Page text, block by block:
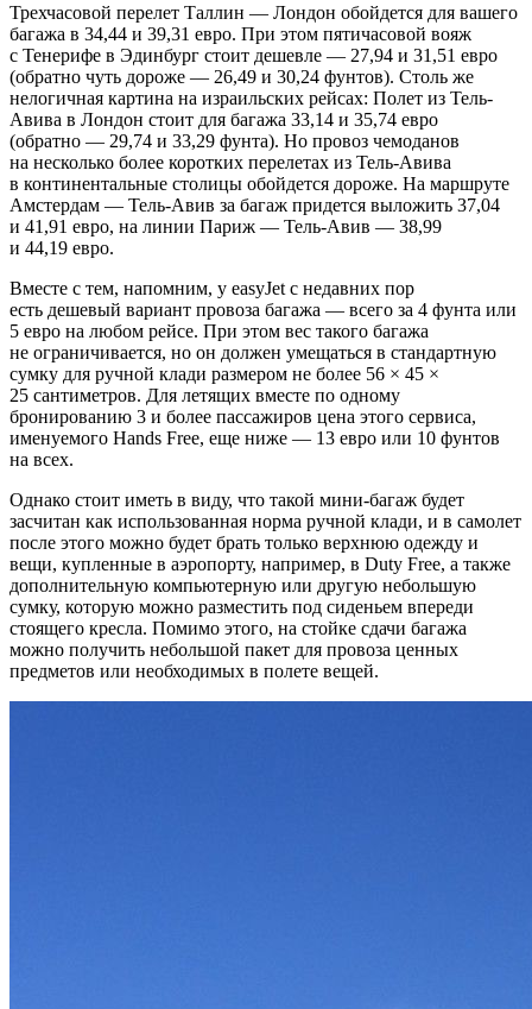
Трехчасовой перелет Таллин — Лондон обойдется для вашего
багажа в 34,44 и 39,31 евро. При этом пятичасовой вояж
с Тенерифе в Эдинбург стоит дешевле — 27,94 и 31,51 евро
(обратно чуть дороже — 26,49 и 30,24 фунтов). Столь же
нелогичная картина на израильских рейсах: Полет из Тель-
Авива в Лондон стоит для багажа 33,14 и 35,74 евро
(обратно — 29,74 и 33,29 фунта). Но провоз чемоданов
на несколько более коротких перелетах из Тель-Авива
в континентальные столицы обойдется дороже. На маршруте
Амстердам — Тель-Авив за багаж придется выложить 37,04
и 41,91 евро, на линии Париж — Тель-Авив — 38,99
и 44,19 евро.
Вместе с тем, напомним, у easyJet с недавних пор
есть дешевый вариант провоза багажа — всего за 4 фунта или
5 евро на любом рейсе. При этом вес такого багажа
не ограничивается, но он должен умещаться в стандартную
сумку для ручной клади размером не более 56 × 45 ×
25 сантиметров. Для летящих вместе по одному
бронированию 3 и более пассажиров цена этого сервиса,
именуемого Hands Free, еще ниже — 13 евро или 10 фунтов
на всех.
Однако стоит иметь в виду, что такой мини-багаж будет
засчитан как использованная норма ручной клади, и в самолет
после этого можно будет брать только верхнюю одежду и
вещи, купленные в аэропорту, например, в Duty Free, а также
дополнительную компьютерную или другую небольшую
сумку, которую можно разместить под сиденьем впереди
стоящего кресла. Помимо этого, на стойке сдачи багажа
можно получить небольшой пакет для провоза ценных
предметов или необходимых в полете вещей.